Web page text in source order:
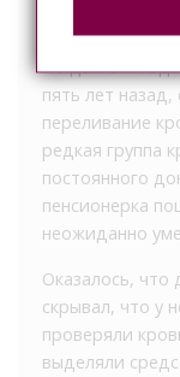
сообщает
По данным
пять лет
переливание
редкая группа
постоянного
пенсионерка
неожиданно
Оказалось, что
скрывал, что у
проверяли
выделяли